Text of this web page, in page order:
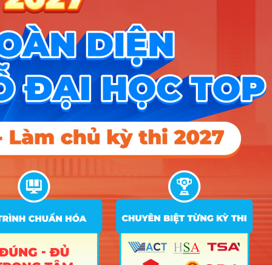
môn, Dinh dưỡng thể thao và Tâm lý học vận động.
Ngành này không đòi hỏi bạn phải giỏi các môn tư
duy logic nặng nề như Toán hay Lý, nhưng lại cực
kỳ đề cao khả năng quan sát thực tế, sự nhạy bén
trong giao tiếp và khả năng truyền cảm hứng cho
người khác.
Bạn có thực sự hợp với
ngành Huấn luyện thể thao?
những tố chất sau:
Kỷ luật và kiên nhẫn:
Bạn không thể huấn
luyện người khác nếu bản thân không có một
lối sống lành mạnh và sự kiên trì khi đối mặt
với những học trò có tiến độ chậm hoặc cá